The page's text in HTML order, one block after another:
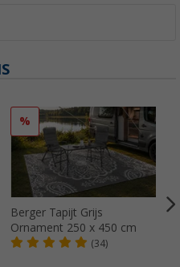
%
Berger Tapijt Grijs
Ornament 250 x 450 cm
(34)